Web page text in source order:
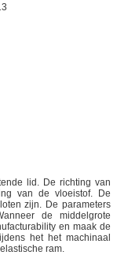
lid. De richting van
van de vloeistof. De
zijn. De parameters
de middelgrote
en maak de
het het machinaal
ram.